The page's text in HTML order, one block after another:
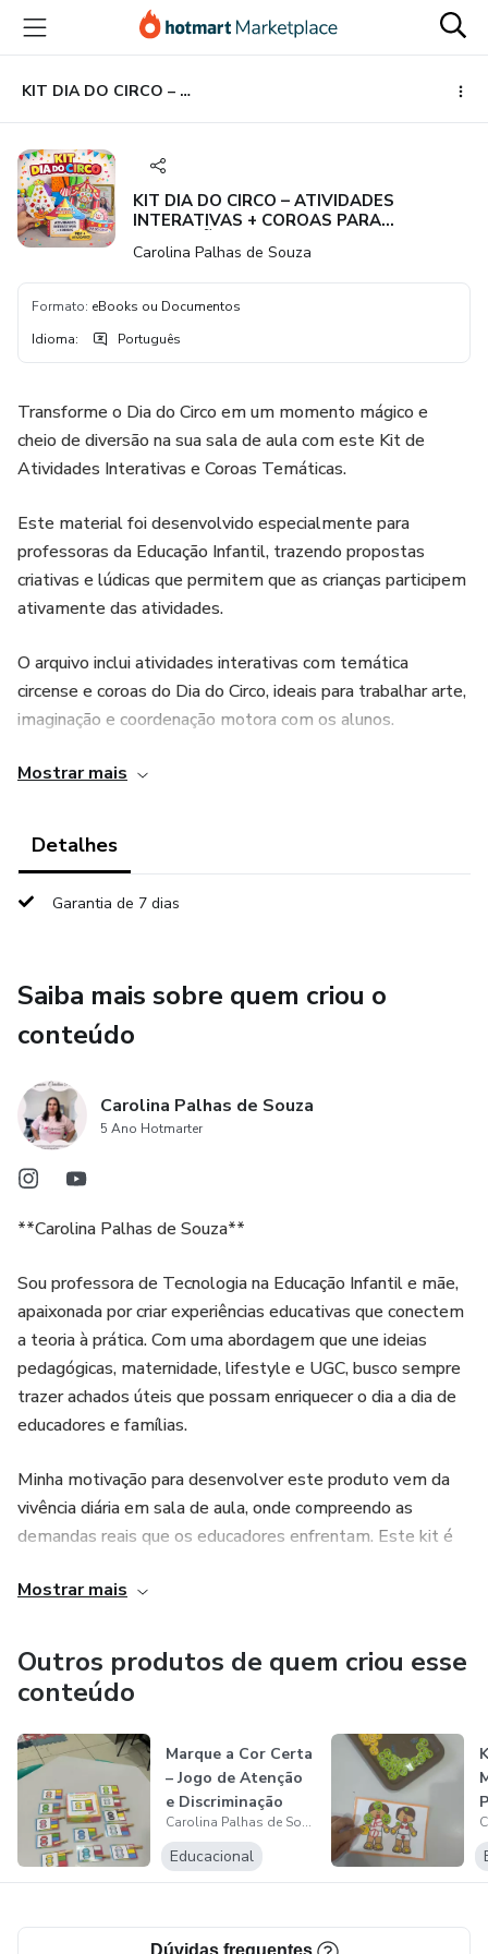
para
conteúdo
principal
para
pagamento
para
rodapé
KIT DIA DO CIRCO – ATIVIDADES INTERATIVAS + COROAS PARA EDUCAÇÃO INFANTIL | ARQUIVO PARA IMPRIMIR
KIT DIA DO CIRCO – ATIVIDADES
INTERATIVAS + COROAS PARA
IMPRIMIR
Carolina Palhas de Souza
Formato: eBooks ou Documentos
Idioma: Português
Transforme o Dia do Circo em um momento mágico e
cheio de diversão na sua sala de aula com este Kit de
Atividades Interativas e Coroas Temáticas.
Este material foi desenvolvido especialmente para
professoras da Educação Infantil, trazendo propostas
criativas e lúdicas que permitem que as crianças participem
ativamente das atividades.
O arquivo inclui atividades interativas com temática
circense e coroas do Dia do Circo, ideais para trabalhar arte,
imaginação e coordenação motora com os alunos.
As crianças poderão colorir, recortar, montar e usar as
É um material simples de aplicar e perfeito para trabalhar
✔ Atividades interativas do Dia do Circo
✔ Personagens e elementos do circo para montar
✔ Atividades para colorir
✔ Coroas temáticas do Dia do Circo
🎯 BENEFÍCIOS PEDAGÓGICOS
Este material ajuda a desenvolver:
✨ coordenação motora
✨ criatividade
✨ expressão artística
✨ imaginação
✨ participação nas atividades
✨ interação entre as crianças
👩‍🏫 COMO UTILIZAR EM SALA DE AULA
Este material pode ser utilizado em diversas propostas
pedagógicas:
Mostrar mais
Detalhes
Garantia de 7 dias
Saiba mais sobre quem criou o
conteúdo
Carolina Palhas de Souza
5 Ano Hotmarter
**Carolina Palhas de Souza**
Sou professora de Tecnologia na Educação Infantil e mãe,
apaixonada por criar experiências educativas que conectem
a teoria à prática. Com uma abordagem que une ideias
pedagógicas, maternidade, lifestyle e UGC, busco sempre
trazer achados úteis que possam enriquecer o dia a dia de
educadores e famílias.
Minha motivação para desenvolver este produto vem da
vivência diária em sala de aula, onde compreendo as
demandas reais que os educadores enfrentam. Este kit é
utilizando papel comum e de fácil montagem, sem a
o autismo de maneira leve, positiva e acessível,
promovendo a empatia entre as crianças.
Com meu conhecimento e experiência, estou aqui para
ajudar a transformar a maneira como abordamos a
educação, sempre com um olhar atento às necessidades
de cada criança. Vamos juntos nessa jornada!
Mostrar mais
Outros produtos de quem criou esse
conteúdo
Marque a Cor Certa
– Jogo de Atenção
e Discriminação
Visual
Carolina Palhas de Souza
Educacional
Dúvidas frequentes